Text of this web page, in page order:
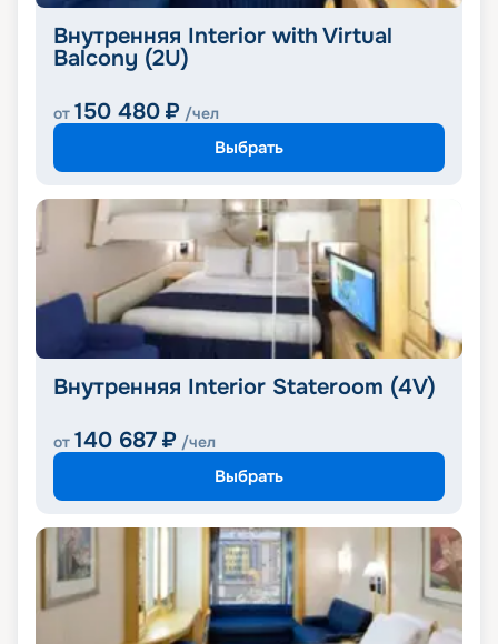
Внутренняя Interior with Virtual
Balcony (2U)
от 150 480 ₽ /чел
Выбрать
Внутренняя Interior Stateroom (4V)
от 140 687 ₽ /чел
Выбрать